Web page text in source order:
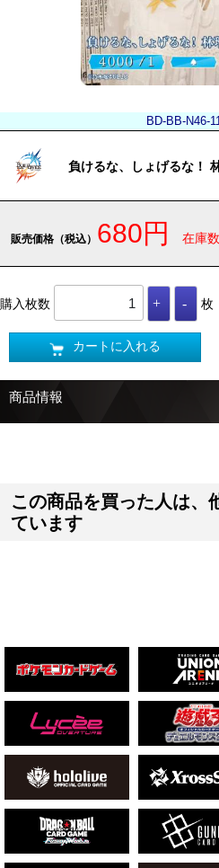
BD-BB-N46-
負けるな、しょげるな！
販売価格（税込） 680円
購入枚数 枚
カートに入れる
商品情報
この商品を買った人は、
ています